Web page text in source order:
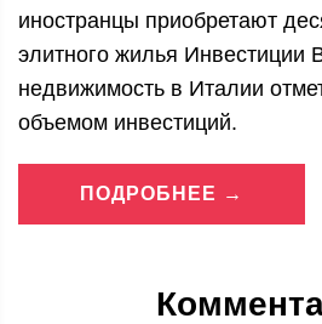
иностранцы приобретают
элитного жилья Инвестиции
недвижимость в Италии
объемом инвестиций.
ПОДРОБНЕЕ →